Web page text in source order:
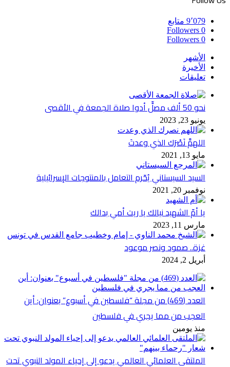
9٬079 متابع
0
Followers
0
Followers
الأشهر
الأخيرة
تعليقات
نحو 50 ألف مصلٍّ أدوا صلاة الجمعة في الأقصى
يونيو 23, 2023
اللهمَّ نَصْرَك الذي وعدتَ
مايو 13, 2021
السيد السيستاني يُحّرم التعامل بالمنتوجات الإسرائيلية
نوفمبر 20, 2021
يا أمّ الشهيد نيالك يا ريت أمي بدالك
مارس 11, 2023
غزة.. صمود ونصر موعود
أبريل 2, 2024
العدد (469) من مجلة “فلسطين في أسبوع” بعنوان: أين
العجب من مما يجري في فلسطين
منذ يومين
الملتقى العلمائي العالمي يدعو إلى إحياء المولد النبوي تحت